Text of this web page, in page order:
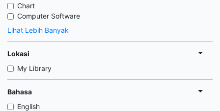
Chart
Computer Software
Lihat Lebih Banyak
Lokasi
My Library
Bahasa
English